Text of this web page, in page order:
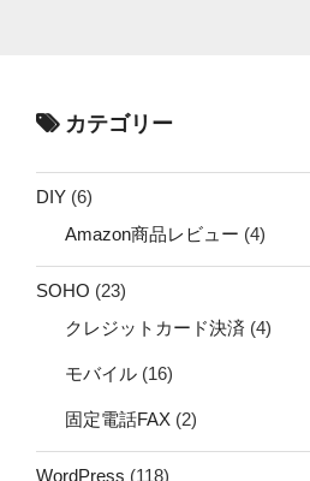
カテゴリー
DIY (6)
Amazon商品レビュー (4)
SOHO (23)
クレジットカード決済 (4)
モバイル (16)
固定電話FAX (2)
WordPress (118)